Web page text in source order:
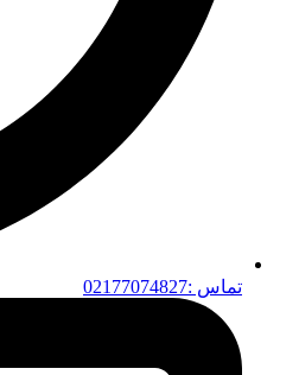
تماس :02177074827